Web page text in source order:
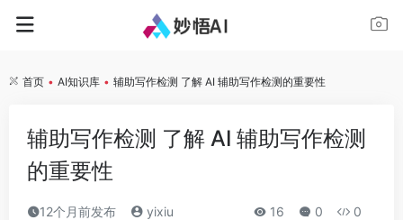
首页 • AI知识库 • 辅助写作检测 了解 AI 辅助写作检测的重要性
辅助写作检测 了解 AI 辅助写作检测
的重要性
12个月前发布 yixiu 16 0 0